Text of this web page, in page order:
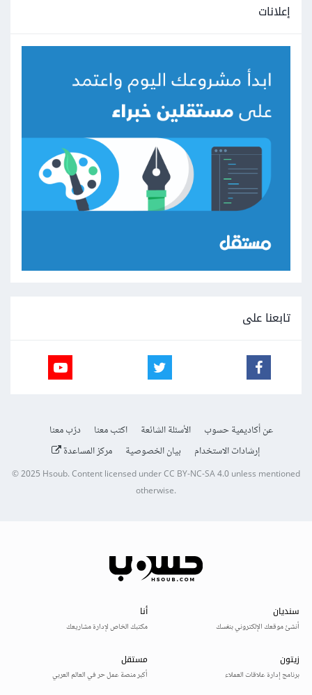
إعلانات
تابعنا على
عن أكاديمية حسوب الأسئلة الشائعة اكتب معنا
درّب معنا
إرشادات الاستخدام
بيان الخصوصية مركز المساعدة
© 2025Hsoub.Content licensed underCC BY-NC-SA 4.0unless mentioned
otherwise.